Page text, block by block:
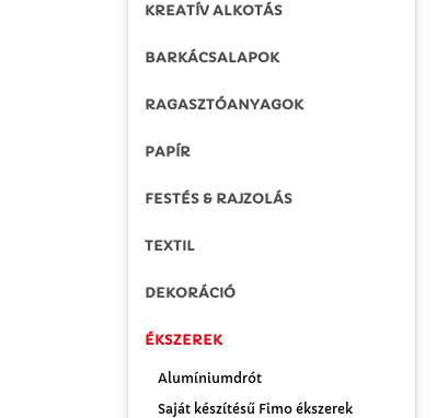
KREATÍV ALKOTÁS
BARKÁCSALAPOK
RAGASZTÓANYAGOK
PAPÍR
FESTÉS & RAJZOLÁS
TEXTIL
DEKORÁCIÓ
ÉKSZEREK
Alumíniumdrót
Saját készítésű Fimo ékszerek